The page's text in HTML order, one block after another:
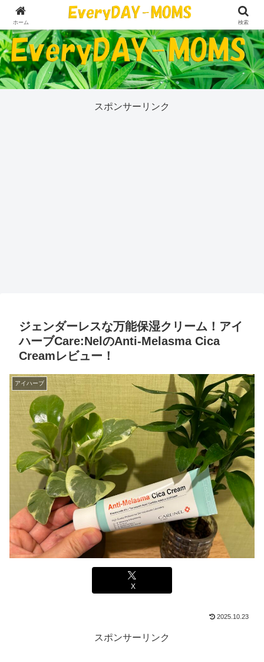
５０代の私が今気になっていることすべて
スポンサーリンク
ジェンダーレスな万能保湿クリーム！アイ
ハーブCare:NelのAnti-Melasma Cica
Creamレビュー！
アイハーブ
X
2025.10.23
スポンサーリンク
ホーム 検索